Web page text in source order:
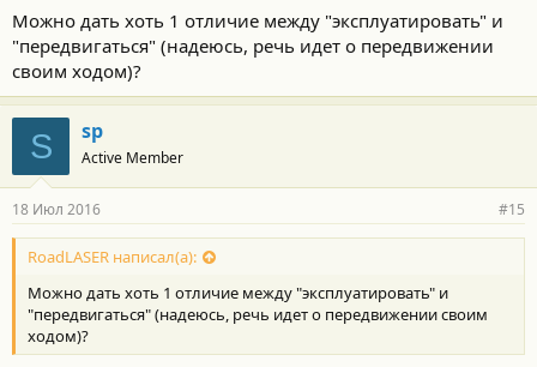
Можно дать хоть 1 отличие между "эксплуатировать" и
"передвигаться" (надеюсь, речь идет о передвижении
своим ходом)?
S sp
Active Member
18 Июл 2016 #15
RoadLASER написал(а):
Можно дать хоть 1 отличие между "эксплуатировать" и
"передвигаться" (надеюсь, речь идет о передвижении своим
ходом)?